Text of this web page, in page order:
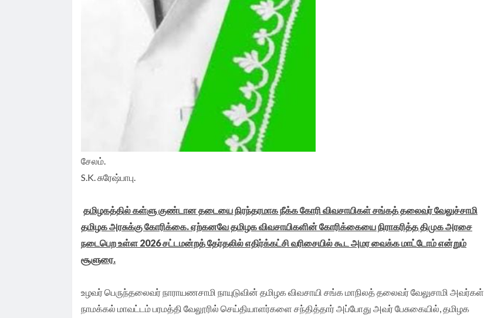
சேலம்.
S.K. சுரேஷ்பாபு.
தமிழகத்தில் கள்ளு குண்டான தடையை நிரந்தரமாக நீக்க கோரி விவசாயிகள் சங்கத் தலைவர் வேலுச்சாமி
தமிழக அரசுக்கு கோரிக்கை. ஏற்கனவே தமிழக விவசாயிகளின் கோரிக்கையை நிராகரித்த திமுக அரசை
நடைபெற உள்ள 2026 சட்டமன்றத் தேர்தலில் எதிர்க்கட்சி வரிசையில் கூட அமர வைக்க மாட்டோம் என்றும்
சூளுரை.
உழவர் பெருந்தலைவர் நாராயணசாமி நாயுடுவின் தமிழக விவசாயி சங்க மாநிலத் தலைவர் வேலுசாமி அவர்கள்
நாமக்கல் மாவட்டம் பரமத்தி வேலூரில் செய்தியாளர்களை சந்தித்தார் அப்போது அவர் பேசுகையில், தமிழக